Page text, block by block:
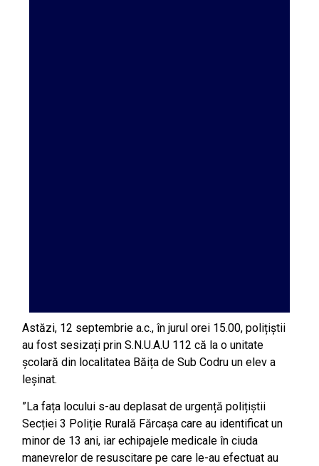
Astăzi, 12 septembrie a.c., în jurul orei 15.00, polițiștii
au fost sesizați prin S.N.U.A.U 112 că la o unitate
școlară din localitatea Băița de Sub Codru un elev a
leșinat.
”La fața locului s-au deplasat de urgență polițiștii
Secției 3 Poliție Rurală Fărcașa care au identificat un
minor de 13 ani, iar echipajele medicale în ciuda
manevrelor de resuscitare pe care le-au efectuat au